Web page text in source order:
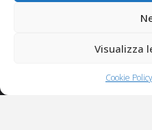
Visualizza
Cookie Policy
Albo Società Cooperative n.